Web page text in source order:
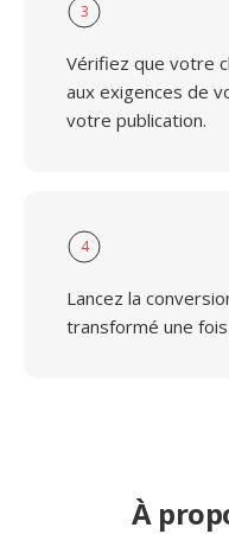
3
Vérifiez que votre
aux exigences de
votre publication.
4
Lancez la
transformé une
À